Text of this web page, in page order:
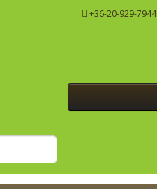
+36-20-929-7944